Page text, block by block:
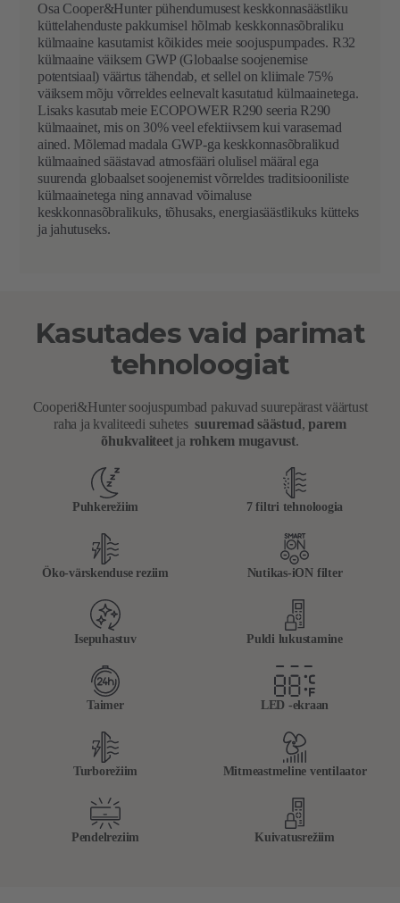
Osa Cooper&Hunter pühendumusest keskkonnasäästliku
küttelahenduste pakkumisel hõlmab keskkonnasõbraliku
külmaaine kasutamist kõikides meie soojuspumpades. R32
külmaaine väiksem GWP (Globaalse soojenemise
potentsiaal) väärtus tähendab, et sellel on kliimale 75%
väiksem mõju võrreldes eelnevalt kasutatud külmaainetega.
Lisaks kasutab meie ECOPOWER R290 seeria R290
külmaainet, mis on 30% veel efektiivsem kui varasemad
ained. Mõlemad madala GWP-ga keskkonnasõbralikud
külmaained säästavad atmosfääri olulisel määral ega
suurenda globaalset soojenemist võrreldes traditsiooniliste
külmaainetega ning annavad võimaluse
keskkonnasõbralikuks, tõhusaks, energiasäästlikuks kütteks
ja jahutuseks.
Kasutades vaid parimat
tehnoloogiat
Cooperi&Hunter soojuspumbad pakuvad suurepärast väärtust
raha ja kvaliteedi suhetessuuremad säästud,parem
õhukvaliteetja rohkem mugavust.
Puhkerežiim 7 filtri tehnoloogia
Öko-värskenduse reziim Nutikas-iON filter
Isepuhastuv Puldi lukustamine
Taimer LED -ekraan
Turborežiim Mitmeastmeline ventilaator
Pendelreziim Kuivatusrežiim